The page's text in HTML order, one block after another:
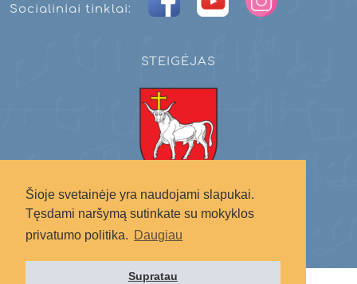
Šioje svetainėje yra naudojami slapukai.
Tęsdami naršymą sutinkate su mokyklos
privatumo politika. Daugiau
Supratau
Socialiniai tinklai:
STEIGĖJAS
Kauno miesto savivaldybė